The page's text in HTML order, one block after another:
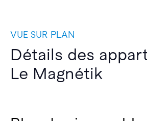
VUE SUR PLAN
Détails des
Le Magnétik